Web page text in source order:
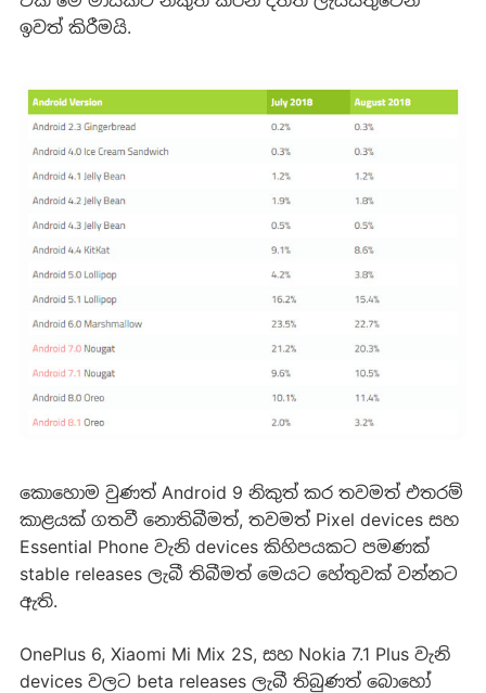
ඉවත් කිරීමයි.
කොහොම වුණත් Android 9 නිකුත් කර තවමත් එතරම්
කාළයක් ගතවී නොතිබීමත්, තවමත් Pixel devices සහ
Essential Phone වැනි devices කිහිපයකට පමණක්
stable releases ලැබී තිබීමත් මෙයට හේතුවක් වන්නට
ඇති.
OnePlus 6, Xiaomi Mi Mix 2S, සහ Nokia 7.1 Plus වැනි
devices වලට beta releases ලැබී තිබුණත් බොහෝ